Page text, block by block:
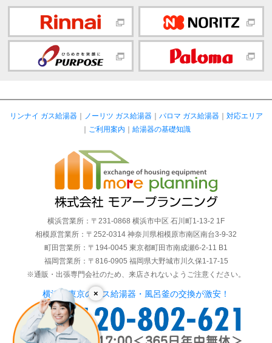
×
リンナイ ガス給湯器｜ ノーリツ ガス給湯器｜ パロマ ガス給湯器｜ 対応エリア
｜ ご利用案内 ｜ 給湯器の基礎知識
横浜営業所：〒231-0868 横浜市中区 石川町1-13-2 1F
相模原営業所：〒252-0314 神奈川県相模原市南区南台3-9-32
町田営業所：〒194-0045 東京都町田市南成瀬6-2-11 B1
福岡営業所：〒816-0905 福岡県大野城市川久保1-17-15
※通販・出張専門会社のため、来店されないようご注意ください。
横浜・東京のガス給湯器・風呂釜の交換が激安！